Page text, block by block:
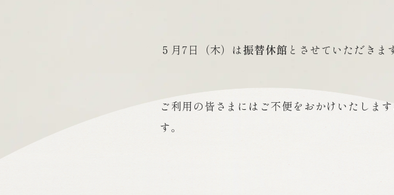
５月7日（木）は振替休館 とさせていただきま
ご利用の皆さまにはご不便をおかけいたしま
す。